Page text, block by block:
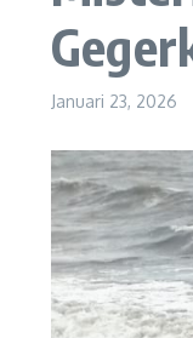
Januari 23, 2026